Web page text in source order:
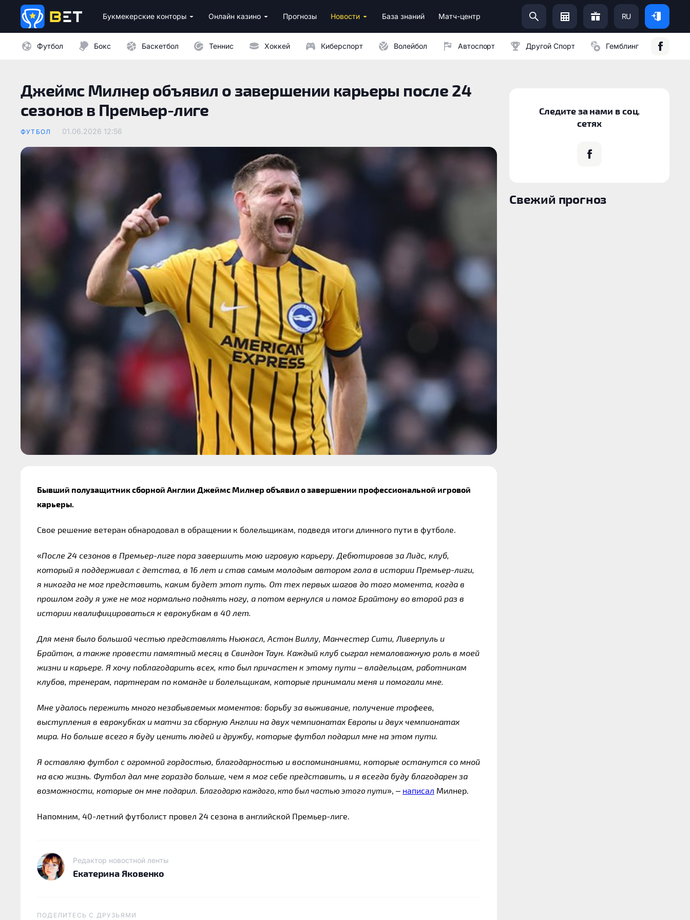
Букмекерские конторы Онлайн казино Прогнозы Новости База знаний Матч-центр RU
Футбол Бокс Баскетбол Теннис Хоккей Киберспорт Волейбол Автоспорт Другой Спорт Гемблинг
Джеймс Милнер объявил о завершении карьеры после 24
сезонов в Премьер-лиге
ФУТБОЛ 01.06.2026 12:56
Бывший полузащитник сборной Англии Джеймс Милнер объявил о завершении профессиональной игровой
карьеры.
Свое решение ветеран обнародовал в обращении к болельщикам, подведя итоги длинного пути в футболе.
«После 24 сезонов в Премьер-лиге пора завершить мою игровую карьеру. Дебютировав за Лидс, клуб,
который я поддерживал с детства, в 16 лет и став самым молодым автором гола в истории Премьер-лиги,
я никогда не мог представить, каким будет этот путь. От тех первых шагов до того момента, когда в
прошлом году я уже не мог нормально поднять ногу, а потом вернулся и помог Брайтону во второй раз в
истории квалифицироваться к еврокубкам в 40 лет.
Для меня было большой честью представлять Ньюкасл, Астон Виллу, Манчестер Сити, Ливерпуль и
Брайтон, а также провести памятный месяц в Свиндон Таун. Каждый клуб сыграл немаловажную роль в моей
жизни и карьере. Я хочу поблагодарить всех, кто был причастен к этому пути – владельцам, работникам
клубов, тренерам, партнерам по команде и болельщикам, которые принимали меня и помогали мне.
Мне удалось пережить много незабываемых моментов: борьбу за выживание, получение трофеев,
выступления в еврокубках и матчи за сборную Англии на двух чемпионатах Европы и двух чемпионатах
мира. Но больше всего я буду ценить людей и дружбу, которые футбол подарил мне на этом пути.
Я оставляю футбол с огромной гордостью, благодарностью и воспоминаниями, которые останутся со мной
на всю жизнь. Футбол дал мне гораздо больше, чем я мог себе представить, и я всегда буду благодарен за
возможности, которые он мне подарил. Благодарю каждого, кто был частью этого пути», – написал Милнер.
Напомним, 40-летний футболист провел 24 сезона в английской Премьер-лиге.
Редактор новостной ленты
Екатерина Яковенко
ПОДЕЛИТЕСЬ C ДРУЗЬЯМИ
Следите за нами в соц.
сетях
Свежий прогноз